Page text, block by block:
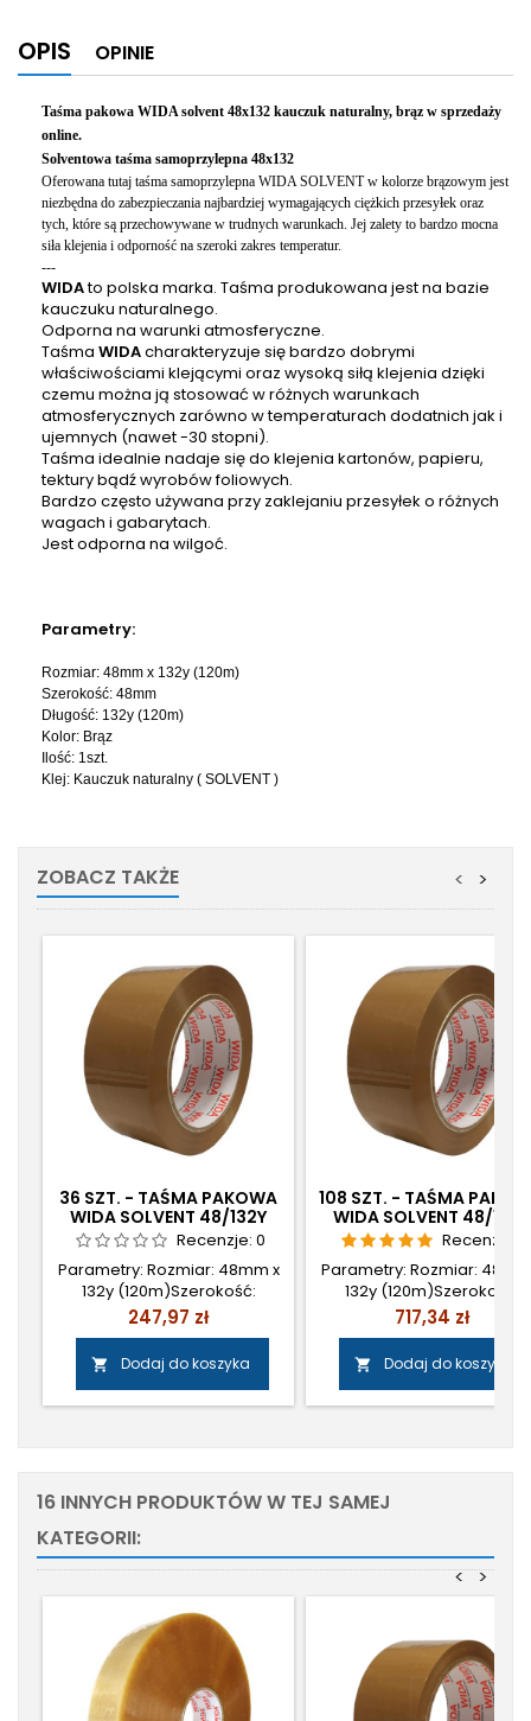
OPIS OPINIE
Taśma pakowa WIDA solvent 48x132 kauczuk naturalny, brąz w sprzedaży
online.
Solventowa taśma samoprzylepna 48x132
Oferowana tutaj taśma samoprzylepna WIDA SOLVENT w kolorze brązowym jest
niezbędna do zabezpieczania najbardziej wymagających ciężkich przesyłek oraz
tych, które są przechowywane w trudnych warunkach. Jej zalety to bardzo mocna
siła klejenia i odporność na szeroki zakres temperatur.
---
WIDAto polska marka. Taśma produkowana jest na bazie
kauczuku naturalnego.
Odporna na warunki atmosferyczne.
Taśma WIDAcharakteryzuje się bardzo dobrymi
właściwościami klejącymi oraz wysoką siłą klejenia dzięki
czemu można ją stosować w różnych warunkach
atmosferycznych zarówno w temperaturach dodatnich jak i
ujemnych (nawet -30 stopni).
Taśma idealnie nadaje się do klejenia kartonów, papieru,
tektury bądź wyrobów foliowych.
Bardzo często używana przy zaklejaniu przesyłek o różnych
wagach i gabarytach.
Jest odporna na wilgoć.
Parametry:
Rozmiar: 48mm x 132y (120m)
Szerokość: 48mm
Długość: 132y (120m)
Kolor: Brąz
Ilość: 1szt.
Klej: Kauczuk naturalny ( SOLVENT )
ZOBACZ TAKŻE >
<
36 SZT. - TAŚMA PAKOWA
WIDA SOLVENT 48/132Y
(120M) BRĄZ
Recenzje: 0
Parametry: Rozmiar: 48mm x
132y (120m)Szerokość:
48mmDługość: 132y
(120m)Kolor: BrązIlość: 36
szt.Klej: Kauczuk naturalny (
SOLVENT ) Cena: 5,60 zł
netto/szt.
Cena
247,97 zł
 Dodaj do koszyka
108 SZT. - TAŚMA
WIDA SOLVENT 48/132Y
(120M) BRĄZ
Recenzje:
Parametry: Rozmiar:
132y (120m)Szerokość:
48mmDługość: 132y
(120m)Kolor: BrązIlość: 108
szt.Klej: Kauczuk naturalny
SOLVENT ) Cena: 5,40 zł
netto/szt.
Cena
717,34 zł
 Dodaj do koszyka
16 INNYCH PRODUKTÓW W TEJ SAMEJ
KATEGORII:
>
<